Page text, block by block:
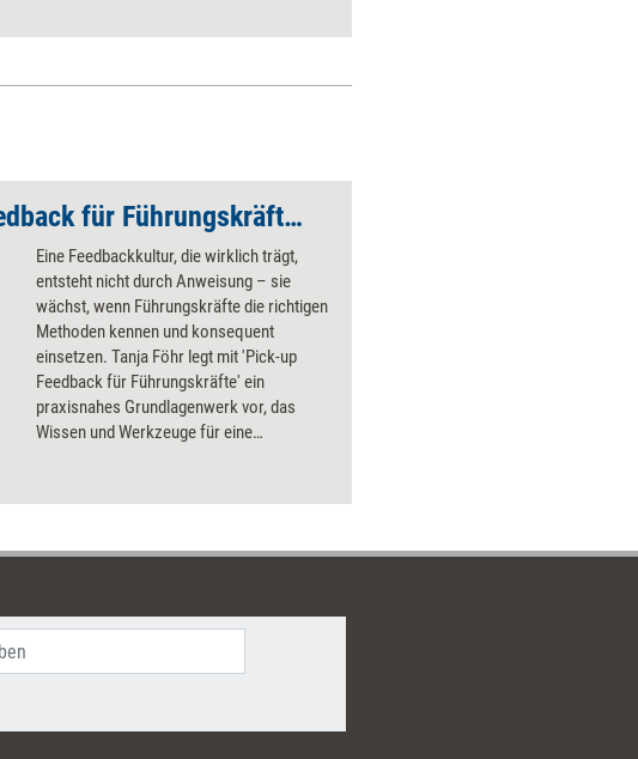
Pick-up Feedback für Führungskräfte – erweiterte Neuauflage
Eine Feedbackkultur, die wirklich trägt,
entsteht nicht durch Anweisung – sie
wächst, wenn Führungskräfte die richtigen
Methoden kennen und konsequent
einsetzen. Tanja Föhr legt mit 'Pick-up
Feedback für Führungskräfte' ein
praxisnahes Grundlagenwerk vor, das
Wissen und Werkzeuge für eine
Teamleiter und alle, die Mitarbeiterführung
einen strukturierten Einstieg in wirksame